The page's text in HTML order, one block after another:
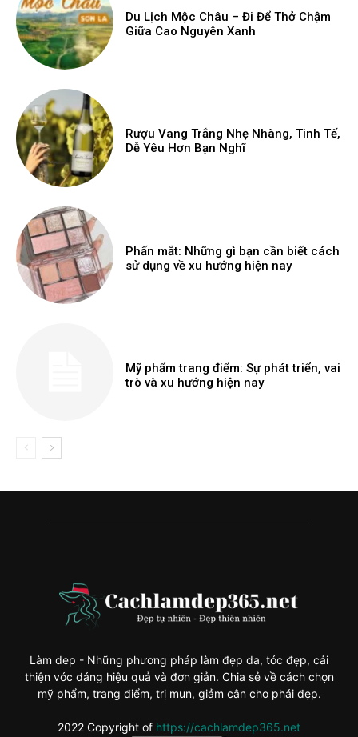
Du Lịch Mộc Châu – Đi Để Thở Chậm
Giữa Cao Nguyên Xanh
Rượu Vang Trắng Nhẹ Nhàng, Tinh Tế,
Dễ Yêu Hơn Bạn Nghĩ
Phấn mắt: Những gì bạn cần biết cách
sử dụng về xu hướng hiện nay
Mỹ phẩm trang điểm: Sự phát triển, vai
trò và xu hướng hiện nay
Làm dep - Những phương pháp làm đẹp da, tóc đẹp, cải
thiện vóc dáng hiệu quả và đơn giản. Chia sẻ về cách chọn
mỹ phẩm, trang điểm, trị mun, giảm cân cho phái đẹp.
2022 Copyright of https://cachlamdep365.net